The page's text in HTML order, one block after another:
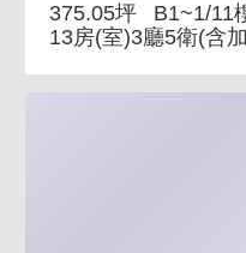
375.05坪
B1~1/11
13房(室)3廳5衛(含